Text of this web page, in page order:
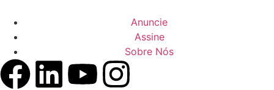
Anuncie
Assine
Sobre Nós